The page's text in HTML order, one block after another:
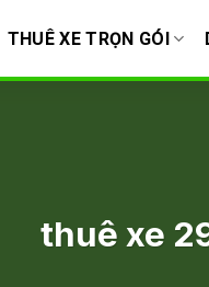
THUÊ XE TRỌN GÓI
thuê xe